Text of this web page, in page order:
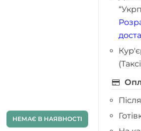
НЕМАЄ В НАЯВНОСТІ